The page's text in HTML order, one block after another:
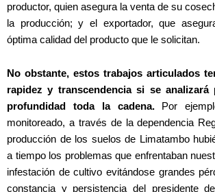
productor, quien asegura la venta de su
la producción; y el exportador, que
óptima calidad del producto que le solicitan.
No obstante, estos trabajos articulados
rapidez y transcendencia si se analizará
profundidad toda la cadena.Por
monitoreado, a través de la dependencia
producción de los suelos de Limatambo
a tiempo los problemas que enfrentaban
infestación de cultivo evitándose grandes
constancia y persistencia del presidente